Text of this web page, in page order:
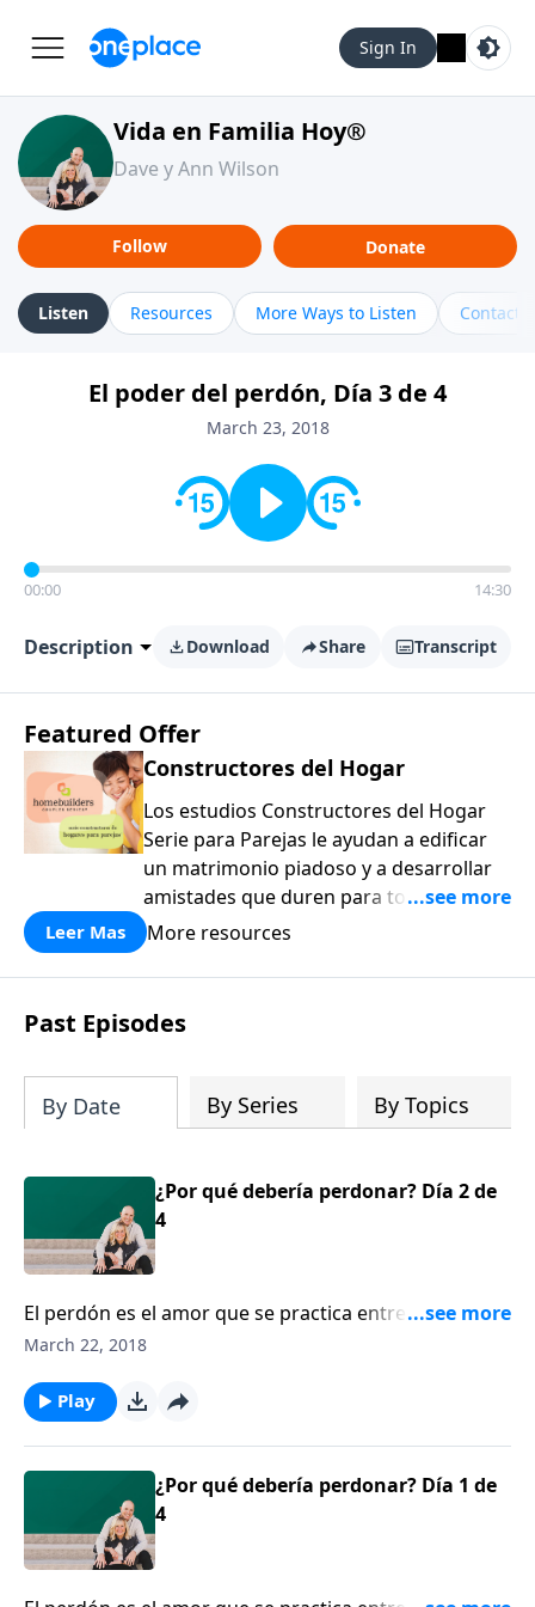
Sign In
Vida en Familia Hoy®
Dave y Ann Wilson
Follow Donate
Listen Resources More Ways to Listen Contact
El poder del perdón, Día 3 de 4
March 23, 2018
00:00 14:30
Description Download Share Transcript
Featured Offer
Constructores del Hogar
Los estudios Constructores del Hogar
Serie para Parejas le ayudan a edificar
un matrimonio piadoso y a desarrollar
amistades que duren para toda la vida.
¡Únase a uno de los estudios de grupos
a casa los principios de la Palabra de
Dios para compartirlos con su familia,
su iglesia y su comunidad!
Leer Mas More resources
Past Episodes
By Date By Series By Topics
¿Por qué debería perdonar? Día 2 de
4
El perdón es el amor que se practica entre personas
que aman pobremente. Bárbara Rainey, junto con su
perdón y comparten algunas historias verdaderas
que ilustran el perdón.
March 22, 2018
Play
¿Por qué debería perdonar? Día 1 de
4